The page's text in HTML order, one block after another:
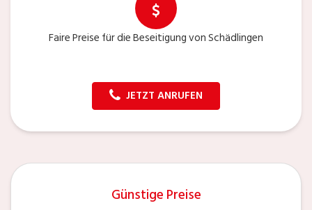
Faire Preise für die Beseitigung von Schädlingen
JETZT ANRUFEN
Günstige Preise